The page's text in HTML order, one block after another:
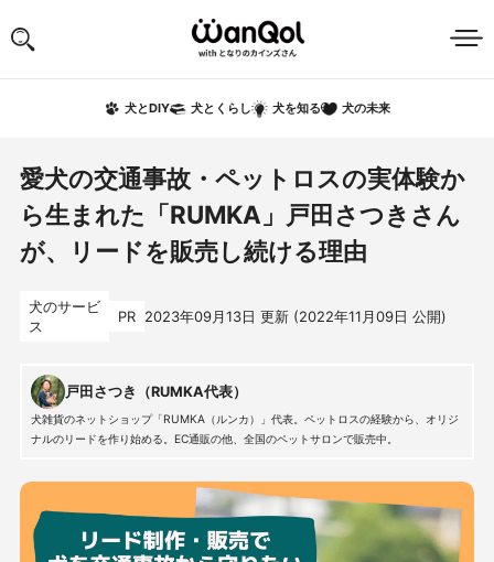
犬とDIY 犬とくらし 犬を知る 犬の未来
愛犬の交通事故・ペットロスの実体験か
ら生まれた「RUMKA」戸田さつきさん
が、リードを販売し続ける理由
犬のサービ
ス
PR 2023年09月13日 更新 (2022年11月09日 公開)
戸田さつき（RUMKA代表）
犬雑貨のネットショップ「RUMKA（ルンカ）」代表。ペットロスの経験から、オリジ
ナルのリードを作り始める。EC通販の他、全国のペットサロンで販売中。